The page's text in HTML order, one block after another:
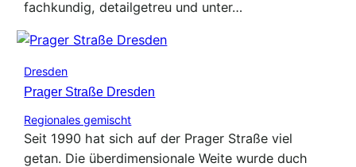
fachkundig, detailgetreu und unter…
Dresden
Prager Straße Dresden
Regionales gemischt
Seit 1990 hat sich auf der Prager Straße viel
getan. Die überdimensionale Weite wurde duch